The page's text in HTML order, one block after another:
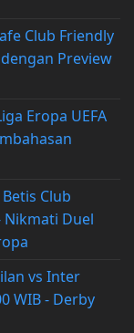
Club Friendly
Preview
Eropa UEFA
Club
Nikmati Duel
vs Inter
WIB - Derby